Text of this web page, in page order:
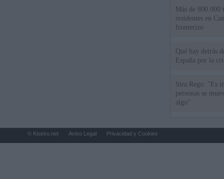
Más de 800.000
residentes en
fronterizo
Qué hay detrás
España por la
Sira Rego: "Es
personas se
algo"
© Kiosko.net Aviso Legal Privacidad y Cookies